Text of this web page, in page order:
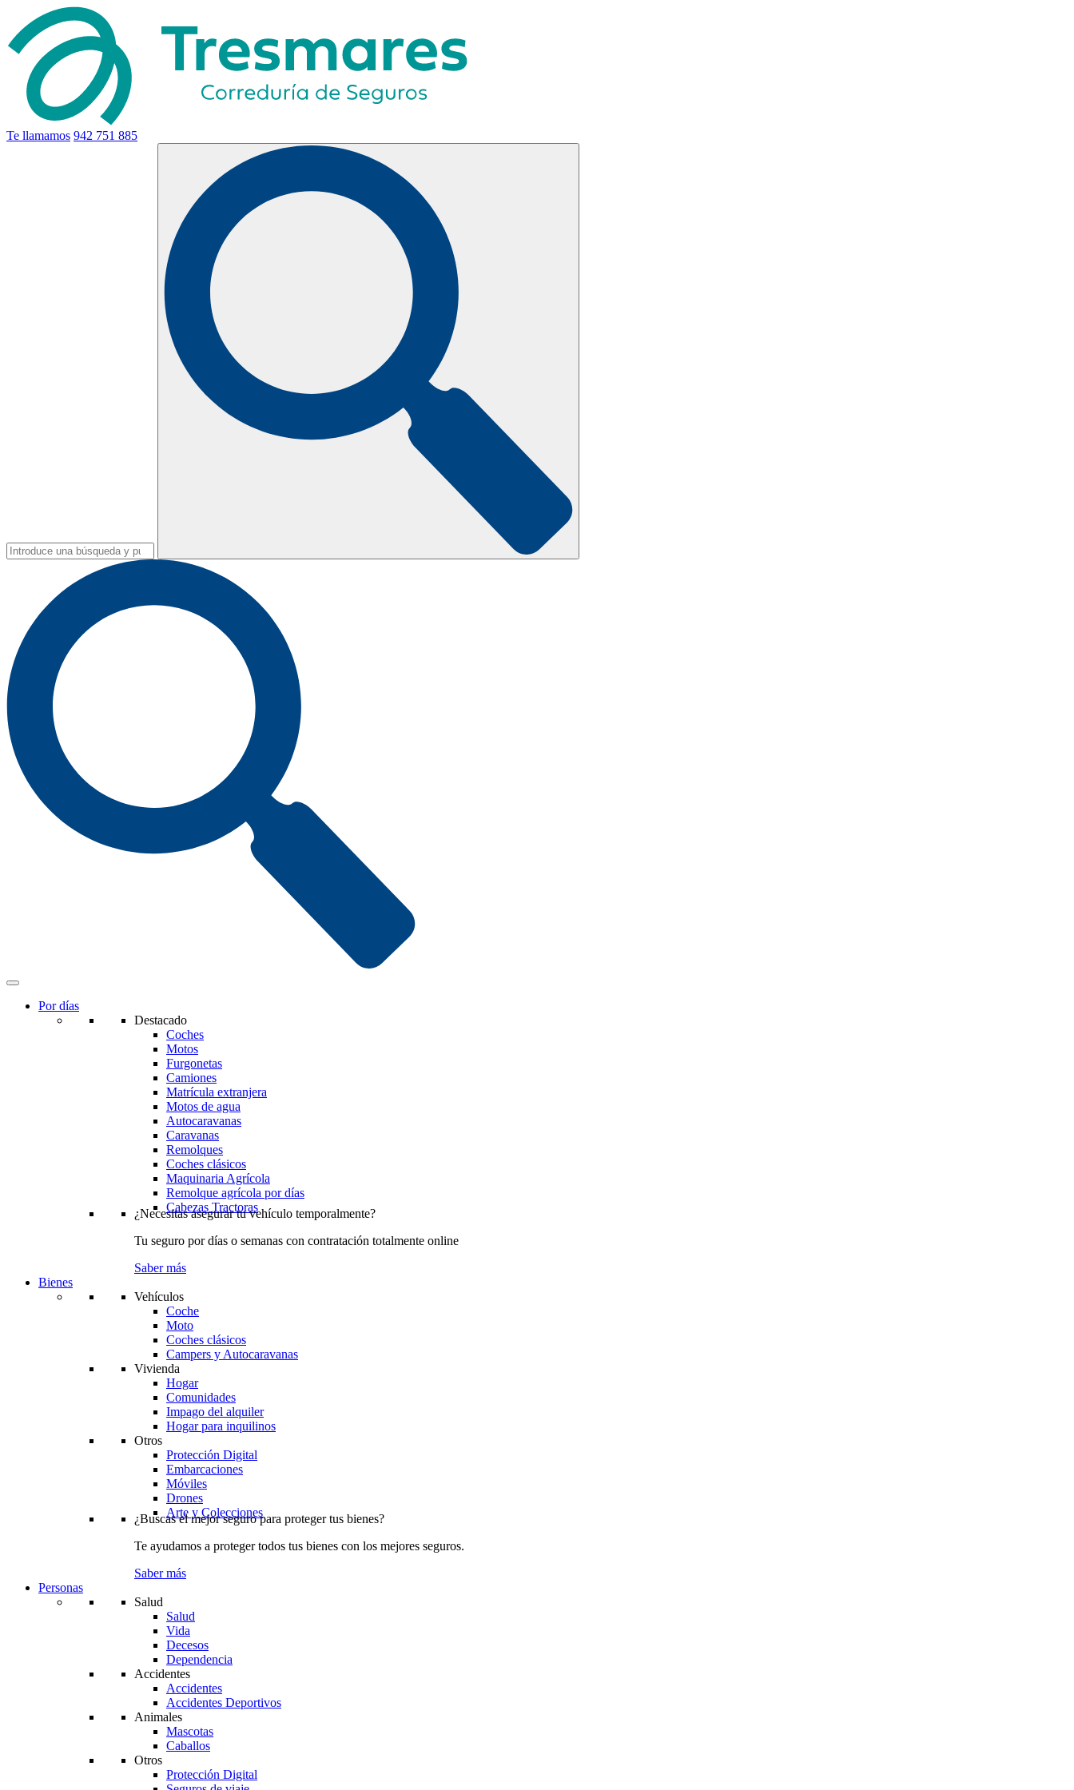
Te llamamos 942 751 885
Por días
Destacado
Coches
Motos
Furgonetas
Camiones
Matrícula extranjera
Motos de agua
Autocaravanas
Caravanas
Remolques
Coches clásicos
Maquinaria Agrícola
Remolque agrícola por días
Cabezas Tractoras
¿Necesitas asegurar tu vehículo temporalmente?
Tu seguro por días o semanas con contratación totalmente online
Saber más
Bienes
Vehículos
Coche
Moto
Coches clásicos
Campers y Autocaravanas
Vivienda
Hogar
Comunidades
Impago del alquiler
Hogar para inquilinos
Otros
Protección Digital
Embarcaciones
Móviles
Drones
Arte y Colecciones
¿Buscas el mejor seguro para proteger tus bienes?
Te ayudamos a proteger todos tus bienes con los mejores seguros.
Saber más
Personas
Salud
Salud
Vida
Decesos
Dependencia
Accidentes
Accidentes
Accidentes Deportivos
Animales
Mascotas
Caballos
Otros
Protección Digital